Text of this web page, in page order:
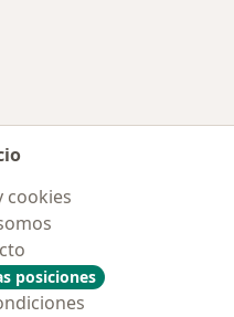
cookies
posiciones